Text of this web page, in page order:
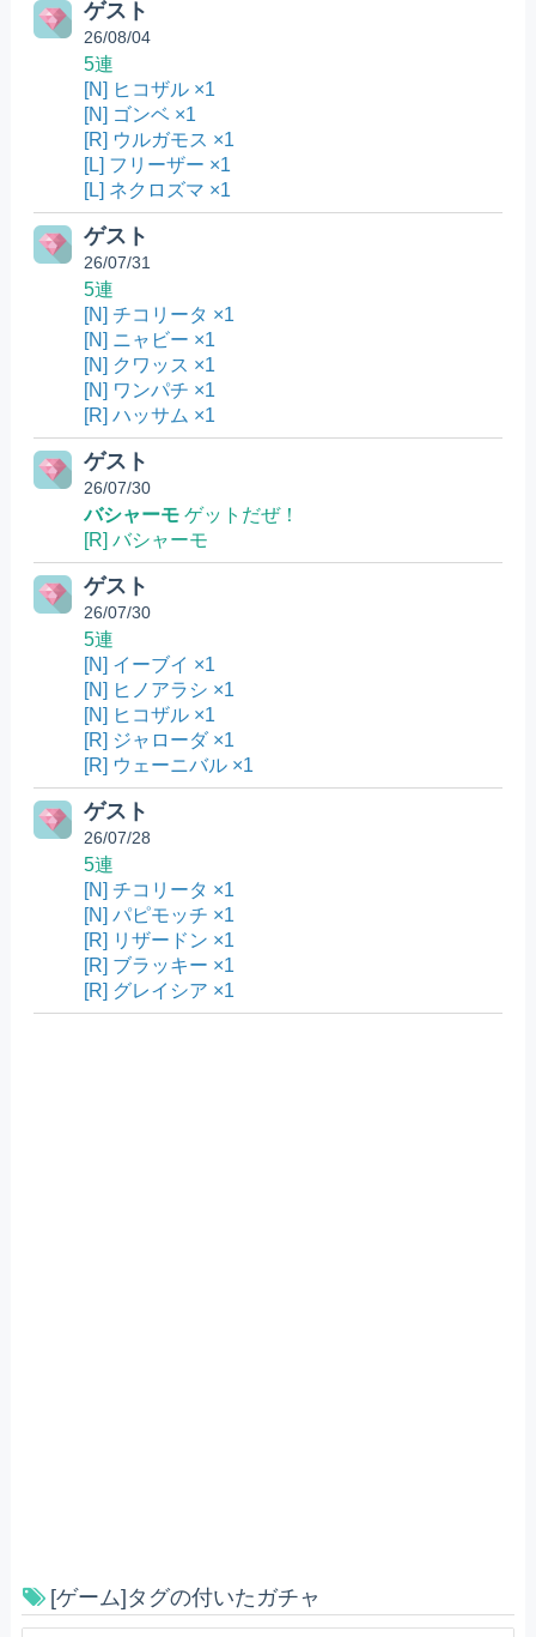
ゲスト
26/08/04
5連
[N] ヒコザル ×1
[N] ゴンベ ×1
[R] ウルガモス ×1
[L] フリーザー ×1
[L] ネクロズマ ×1
ゲスト
26/07/31
5連
[N] チコリータ ×1
[N] ニャビー ×1
[N] クワッス ×1
[N] ワンパチ ×1
[R] ハッサム ×1
ゲスト
26/07/30
バシャーモゲットだぜ！
[R] バシャーモ
ゲスト
26/07/30
5連
[N] イーブイ ×1
[N] ヒノアラシ ×1
[N] ヒコザル ×1
[R] ジャローダ ×1
[R] ウェーニバル ×1
ゲスト
26/07/28
5連
[N] チコリータ ×1
[N] パピモッチ ×1
[R] リザードン ×1
[R] ブラッキー ×1
[R] グレイシア ×1
[ゲーム]タグの付いたガチャ